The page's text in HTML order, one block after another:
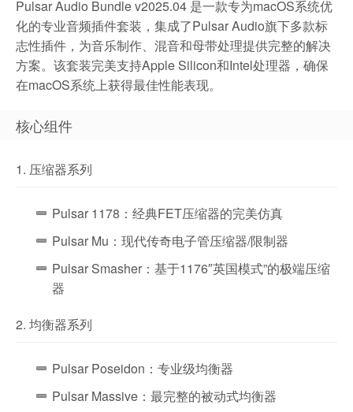
Pulsar Audio Bundle v2025.04 是一款专为macOS系统优
化的专业音频插件套装，集成了Pulsar Audio旗下多款标
志性插件，为音乐制作、混音和母带处理提供完整的解决
方案。该套装完美支持Apple Silicon和Intel处理器，确保
在macOS系统上获得最佳性能表现。
核心组件
1. 压缩器系列
Pulsar 1178：经典FET压缩器的完美仿真
Pulsar Mu：现代传奇电子管压缩器/限制器
Pulsar Smasher：基于1176″英国模式”的极端压缩
器
2. 均衡器系列
Pulsar Poseidon：专业级均衡器
Pulsar Massive：最完整的被动式均衡器